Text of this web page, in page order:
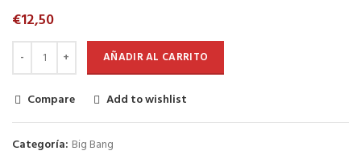
€12,50
AÑADIR AL CARRITO
Compare Add to wishlist
Categoría: Big Bang